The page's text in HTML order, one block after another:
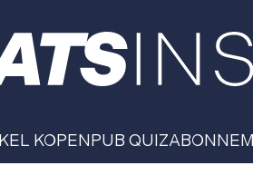
KOPENPUB QUIZ